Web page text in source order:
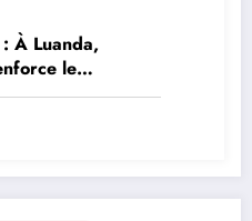
À Luanda,
le
Côte d’Ivoire en